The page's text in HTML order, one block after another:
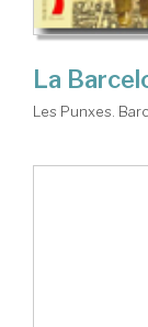
La
Les Punxes.